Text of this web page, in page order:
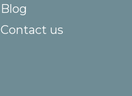
Blog
Contact us